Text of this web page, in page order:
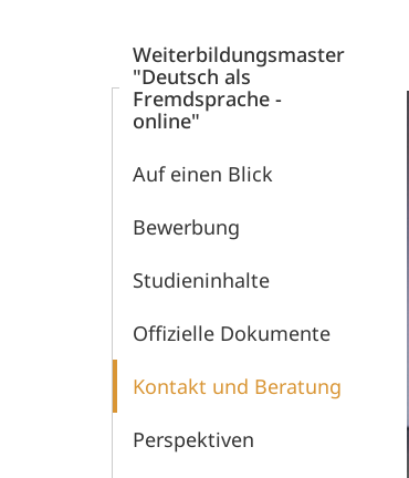
Weiterbildungsmaster
"Deutsch als
Fremdsprache -
online"
Auf einen Blick
Bewerbung
Studieninhalte
Offizielle Dokumente
Kontakt und Beratung
Perspektiven